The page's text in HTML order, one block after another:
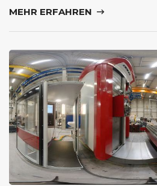
MEHR ERFAHREN